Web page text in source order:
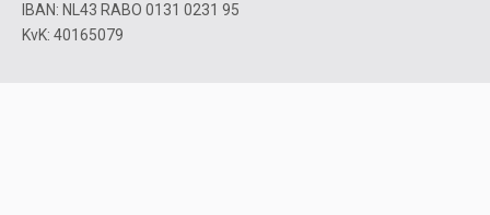
IBAN: NL43 RABO 0131 0231 95
KvK: 40165079